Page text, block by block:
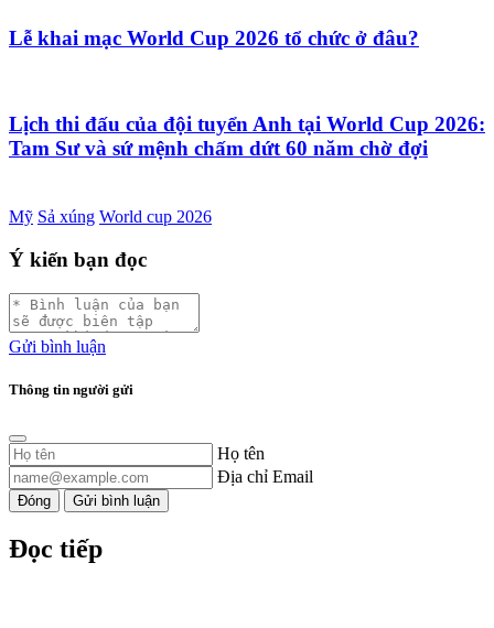
Lễ khai mạc World Cup 2026 tổ chức ở đâu?
Lịch thi đấu của đội tuyển Anh tại World Cup 2026:
Tam Sư và sứ mệnh chấm dứt 60 năm chờ đợi
Mỹ Sả xúng World cup 2026
Ý kiến bạn đọc
Gửi bình luận
Thông tin người gửi
Họ tên
Địa chỉ Email
Đóng Gửi bình luận
Đọc tiếp